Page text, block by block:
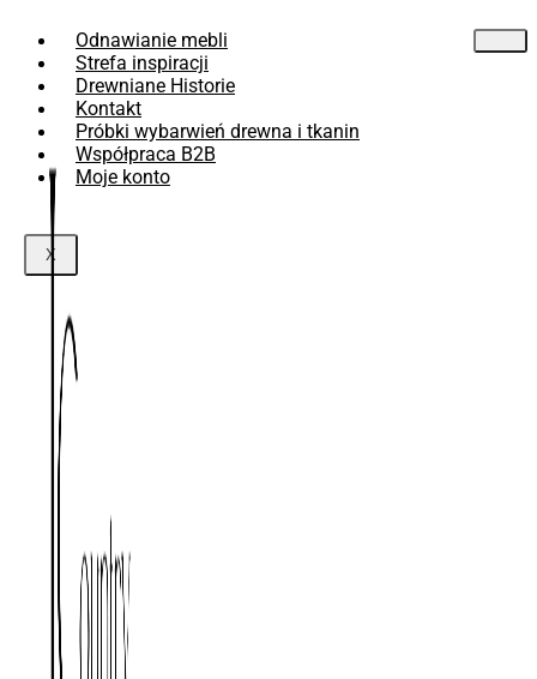
treści
Odnawianie mebli
Strefa inspiracji
Drewniane Historie
Kontakt
Próbki wybarwień drewna i tkanin
Współpraca B2B
Moje konto
X